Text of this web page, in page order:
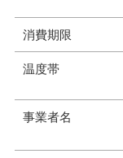
消費期限
温度帯
事業者名